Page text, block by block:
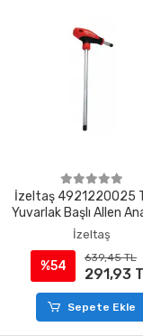
İzeltaş 4921220025
Yuvarlak Başlı Allen
2.5 mm
İzeltaş
%54
639,45 TL
291,93
Sepete Ekle